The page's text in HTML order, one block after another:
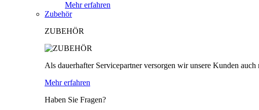
Mehr erfahren
Zubehör
ZUBEHÖR
Als dauerhafter Servicepartner versorgen wir unsere Kunden
Mehr erfahren
Haben Sie Fragen?